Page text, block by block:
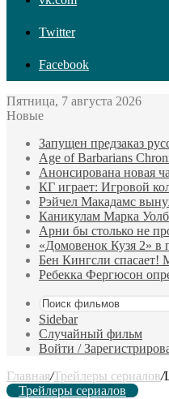
Twitter
Facebook
Пятница, 7 августа 2026
Новые
Запущен предзаказ
Age of Barbarians
Анонсирована новая
КГ играет: Игровой
Рэйчел Макадамс
Каникулам Марка
Арни бы столько не
«Домовенок Кузя 2» в
Бен Кингсли спасает!
Ребекка Фергюсон
Sidebar
Случайный фильм
Войти /
Главная/Трейлеры сериалов/
Трейлеры сериалов